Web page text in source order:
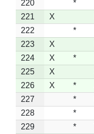
220
*
221
X
222
*
223
X
224
X *
225
X
226
X *
227
*
228
*
229
*